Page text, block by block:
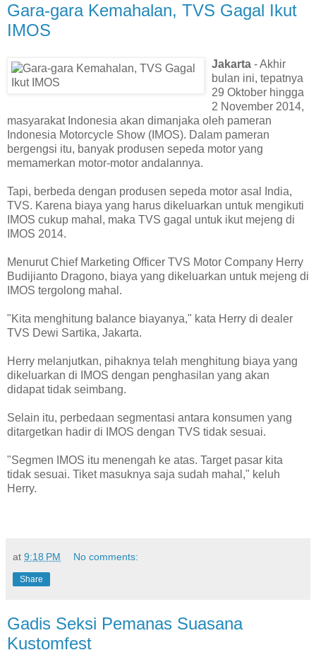
Gara-gara Kemahalan, TVS Gagal Ikut
IMOS
Jakarta - Akhir
bulan ini, tepatnya
29 Oktober hingga
2 November 2014,
masyarakat Indonesia akan dimanjaka oleh pameran
Indonesia Motorcycle Show (IMOS). Dalam pameran
bergengsi itu, banyak produsen sepeda motor yang
memamerkan motor-motor andalannya.
Tapi, berbeda dengan produsen sepeda motor asal India,
TVS. Karena biaya yang harus dikeluarkan untuk mengikuti
IMOS cukup mahal, maka TVS gagal untuk ikut mejeng di
IMOS 2014.
Menurut Chief Marketing Officer TVS Motor Company Herry
Budijianto Dragono, biaya yang dikeluarkan untuk mejeng di
IMOS tergolong mahal.
"Kita menghitung balance biayanya," kata Herry di dealer
TVS Dewi Sartika, Jakarta.
Herry melanjutkan, pihaknya telah menghitung biaya yang
dikeluarkan di IMOS dengan penghasilan yang akan
didapat tidak seimbang.
Selain itu, perbedaan segmentasi antara konsumen yang
ditargetkan hadir di IMOS dengan TVS tidak sesuai.
"Segmen IMOS itu menengah ke atas. Target pasar kita
tidak sesuai. Tiket masuknya saja sudah mahal," keluh
Herry.
at 9:18 PM No comments:
Share
Gadis Seksi Pemanas Suasana
Kustomfest